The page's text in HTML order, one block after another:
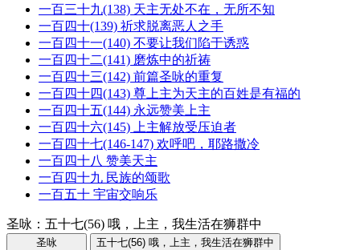
一百三十九(138) 天主无处不在，无所不知
一百四十(139) 祈求脱离恶人之手
一百四十一(140) 不要让我们陷于诱惑
一百四十二(141) 磨炼中的祈祷
一百四十三(142) 前篇圣咏的重复
一百四十四(143) 尊上主为天主的百姓是有福的
一百四十五(144) 永远赞美上主
一百四十六(145) 上主解放受压迫者
一百四十七(146-147) 欢呼吧，耶路撒冷
一百四十八 赞美天主
一百四十九 民族的颂歌
一百五十 宇宙交响乐
圣咏：五十七(56) 哦，上主，我生活在狮群中
圣咏 五十七(56) 哦，上主，我生活在狮群中